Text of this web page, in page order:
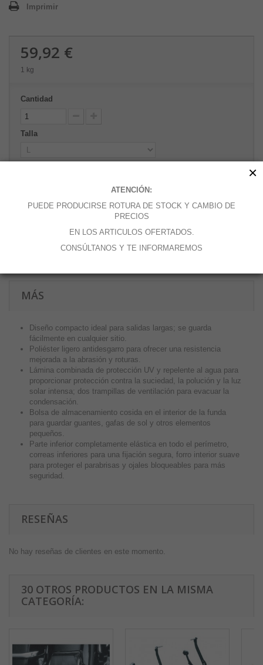
Imprimir
59,92 €
1 kg
Cantidad
Talla
Añadir a la lista de deseos
MÁS
Diseño compacto ideal para salidas largas; se guarda
fácilmente en cualquier sitio.
Poliéster ligero antidesgarro para ofrecer una resistencia
mejorada a la abrasión y roturas.
Lámina combinada de protección UV y repelente al agua para
proporcionar protección contra la suciedad, la polución y la luz
solar intensa; dos trampillas de ventilación para evacuar la
condensación.
Bolsa de almacenamiento cosida en el interior de la funda
para guardar guantes, gafas de sol y otros elementos
pequeños.
Parte inferior completamente elástica en todo el perímetro,
correas inferiores para una fijación segura, forro interior suave
para proteger el parabrisas y ojales bloqueables para más
seguridad.
RESEÑAS
No hay reseñas de clientes en este momento.
30 OTROS PRODUCTOS EN LA MISMA
CATEGORÍA:
ATENCIÓN:
PUEDE PRODUCIRSE ROTURA DE STOCK Y CAMBIO DE
PRECIOS
EN LOS ARTICULOS OFERTADOS.
CONSÚLTANOS Y TE INFORMAREMOS
×